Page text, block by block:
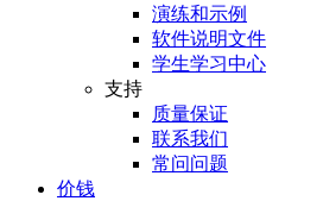
演练和示例
软件说明文件
学生学习中心
支持
质量保证
联系我们
常问问题
价钱